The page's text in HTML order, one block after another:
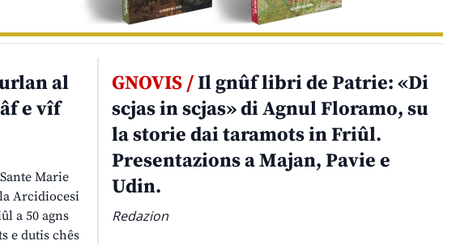
al
e vîf
Marie
Arcidiocesi
a 50 agns
e dutis chês
GNOVIS /Il gnûf libri de Patrie: «Di
scjas in scjas» di Agnul Floramo, su
la storie dai taramots in Friûl.
Presentazions a Majan, Pavie e
Udin.
Redazion